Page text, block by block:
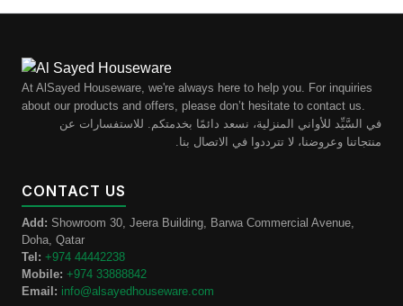
At AlSayed Houseware, we're always here to help you. For inquiries
about our products and offers, please don’t hesitate to contact us.
في السَّيِّد للأواني المنزلية، نسعد دائمًا بخدمتكم. للاستفسارات عن
منتجاتنا وعروضنا، لا تترددوا في الاتصال بنا.
CONTACT US
Add: Showroom 30, Jeera Building, Barwa Commercial Avenue,
Doha, Qatar
Tel: +974 44442238
Mobile: +974 33888842
Email: info@alsayedhouseware.com